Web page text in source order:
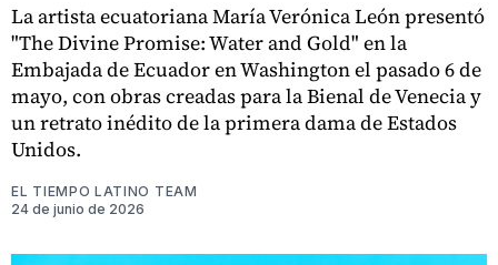
La artista ecuatoriana María Verónica León presentó
"The Divine Promise: Water and Gold" en la
Embajada de Ecuador en Washington el pasado 6 de
mayo, con obras creadas para la Bienal de Venecia y
un retrato inédito de la primera dama de Estados
Unidos.
EL TIEMPO LATINO TEAM
24 de junio de 2026